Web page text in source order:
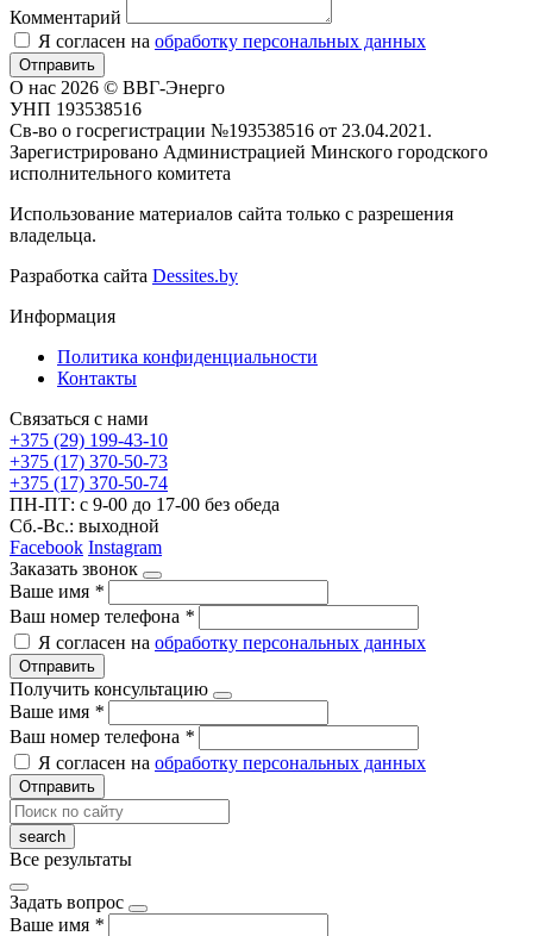
Комментарий
Я согласен на обработку персональных данных
Отправить
О нас 2026 © ВВГ-Энерго
УНП 193538516
Св-во о госрегистрации №193538516 от 23.04.2021.
Зарегистрировано Администрацией Минского городского
исполнительного комитета
Использование материалов сайта только с разрешения
владельца.
Разработка сайта Dessites.by
Информация
Политика конфиденциальности
Контакты
Связаться с нами
+375 (29) 199-43-10
+375 (17) 370-50-73
+375 (17) 370-50-74
ПН-ПТ: с 9-00 до 17-00 без обеда
Сб.-Вс.: выходной
Facebook Instagram
Заказать звонок
Ваше имя *
Ваш номер телефона *
Я согласен на обработку персональных данных
Отправить
Получить консультацию
Ваше имя *
Ваш номер телефона *
Я согласен на обработку персональных данных
Отправить
Все результаты
Задать вопрос
Ваше имя *